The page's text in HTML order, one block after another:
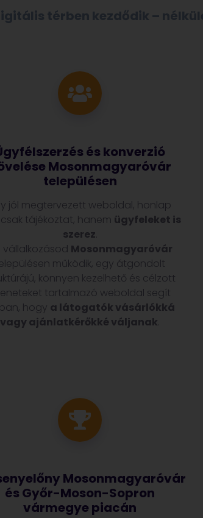
térben kezdődik –
és konverzió
Mosonmagyaróvár
településen
jól megtervezett weboldal, honlap
tájékoztat, hanem ügyfeleket is
szerez
vállalkozásod Mosonmagyaróvár
működik, egy átgondolt
könnyen kezelhető és célzott
tartalmazó weboldal segít
hogy a látogatók vásárlókká
vagy ajánlatkérőkké váljanak
Mosonmagyaróvár
és Győr-Moson-Sopron
vármegye piacán